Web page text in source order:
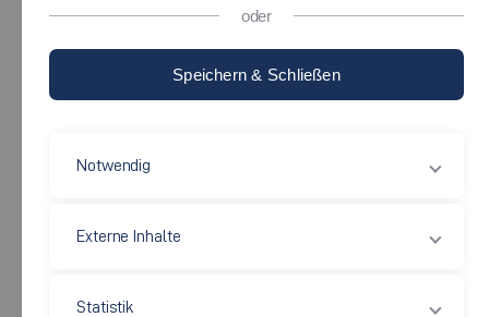
oder
Speichern & Schließen
Notwendig
Externe Inhalte
Statistik